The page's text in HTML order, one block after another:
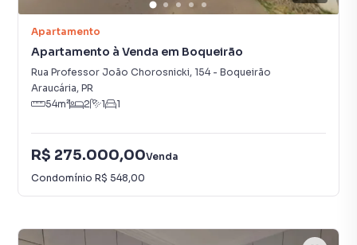
Apartamento
Apartamento à Venda em Boqueirão
Rua Professor João Chorosnicki, 154- Boqueirão
Araucária, PR
54m² 2 1 1
R$ 275.000,00Venda
Condomínio R$ 548,00